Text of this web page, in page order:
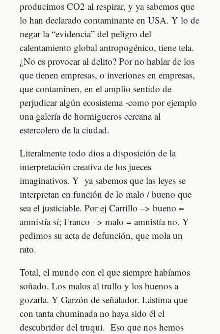
producimos CO2 al respirar, y ya sabemos que
lo han declarado contaminante en USA. Y lo de
negar la “evidencia” del peligro del
calentamiento global antropogénico, tiene tela.
¿No es provocar al delito? Por no hablar de los
que tienen empresas, o inveriones en empresas,
que contaminen, en el amplio sentido de
perjudicar algún ecosistema -como por ejemplo
una galería de hormigueros cercana al
estercolero de la ciudad.
Literalmente todo dios a disposición de la
interpretación creativa de los jueces
imaginativos. Y ya sabemos que las leyes se
interpretan en función de lo malo / bueno que
sea el justiciable. Por ej Carrillo –> bueno =
amnistía sí; Franco –> malo = amnistía no. Y
pedimos su acta de defunción, que mola un
rato.
Total, el mundo con el que siempre habíamos
soñado. Los malos al trullo y los buenos a
gozarla. Y Garzón de señalador. Lástima que
con tanta chuminada no haya sido él el
descubridor del truqui. Eso que nos hemos